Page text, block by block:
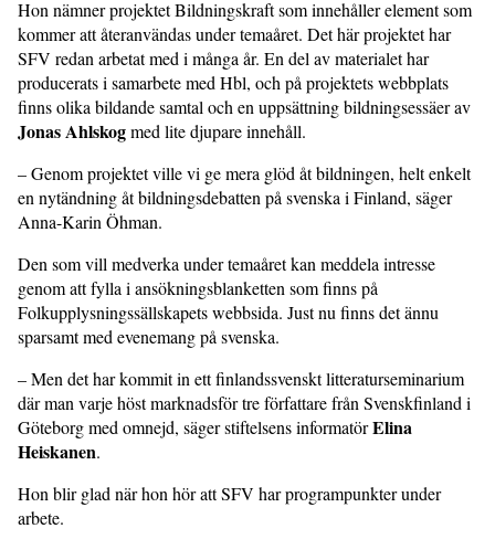
Hon nämner projektet Bildningskraft som innehåller element som
kommer att återanvändas under temaåret. Det här projektet har
SFV redan arbetat med i många år. En del av materialet har
producerats i samarbete med Hbl, och på projektets webbplats
finns olika bildande samtal och en uppsättning bildningsessäer av
Jonas Ahlskogmed lite djupare innehåll.
– Genom projektet ville vi ge mera glöd åt bildningen, helt enkelt
en nytändning åt bildningsdebatten på svenska i Fin­land, säger
Anna-Karin Öhman.
Den som vill medverka under temaåret kan meddela intresse
genom att fylla i ansökningsblanketten som finns på
Folkupplysningssällskapets webbsida. Just nu finns det ännu
sparsamt med evene­mang på svenska.
– Men det har kommit in ett finlands­svenskt litteraturseminarium
där man varje höst marknadsför tre författare från Svenskfinland i
Göteborg med omnejd, säger stiftelsens informatörElina
Heiskanen.
Hon blir glad när hon hör att SFV har programpunkter under
arbete.